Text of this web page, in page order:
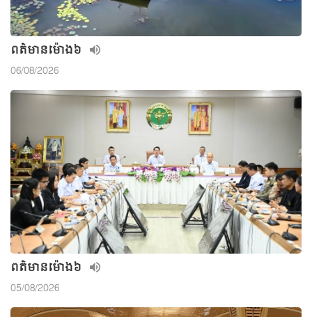
ពត៌មាន​ម៉ោង៦
06/08/2026
ពត៌មាន​ម៉ោង៦
05/08/2026